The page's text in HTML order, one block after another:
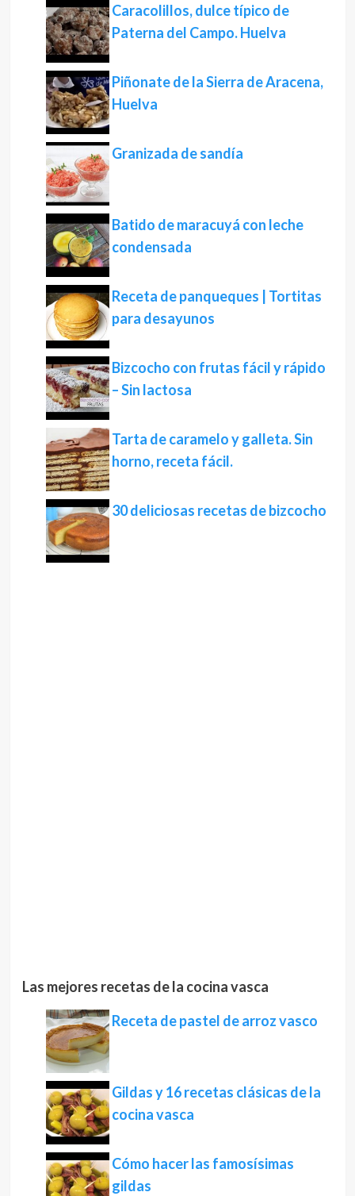
Caracolillos, dulce típico de
Paterna del Campo. Huelva
Piñonate de la Sierra de Aracena,
Huelva
Granizada de sandía
Batido de maracuyá con leche
condensada
Receta de panqueques | Tortitas
para desayunos
Bizcocho con frutas fácil y rápido
– Sin lactosa
Tarta de caramelo y galleta. Sin
horno, receta fácil.
30 deliciosas recetas de bizcocho
Las mejores recetas de la cocina vasca
Receta de pastel de arroz vasco
Gildas y 16 recetas clásicas de la
cocina vasca
Cómo hacer las famosísimas
gildas